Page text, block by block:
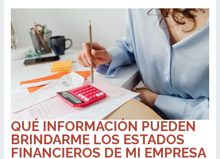
QUÉ INFORMACIÓN PUEDEN
BRINDARME LOS ESTADOS
FINANCIEROS DE MI EMPRESA
QUÉ
INFORMACIÓN
PUEDEN
BRINDARME
LOS
ESTADOS
FINANCIEROS
DE